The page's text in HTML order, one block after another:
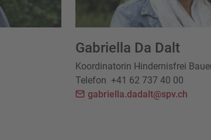
Gabriella Da Dalt
Koordinatorin Hindernisfrei
Telefon +41 62 737 40 00
gabriella.dadalt@spv.ch